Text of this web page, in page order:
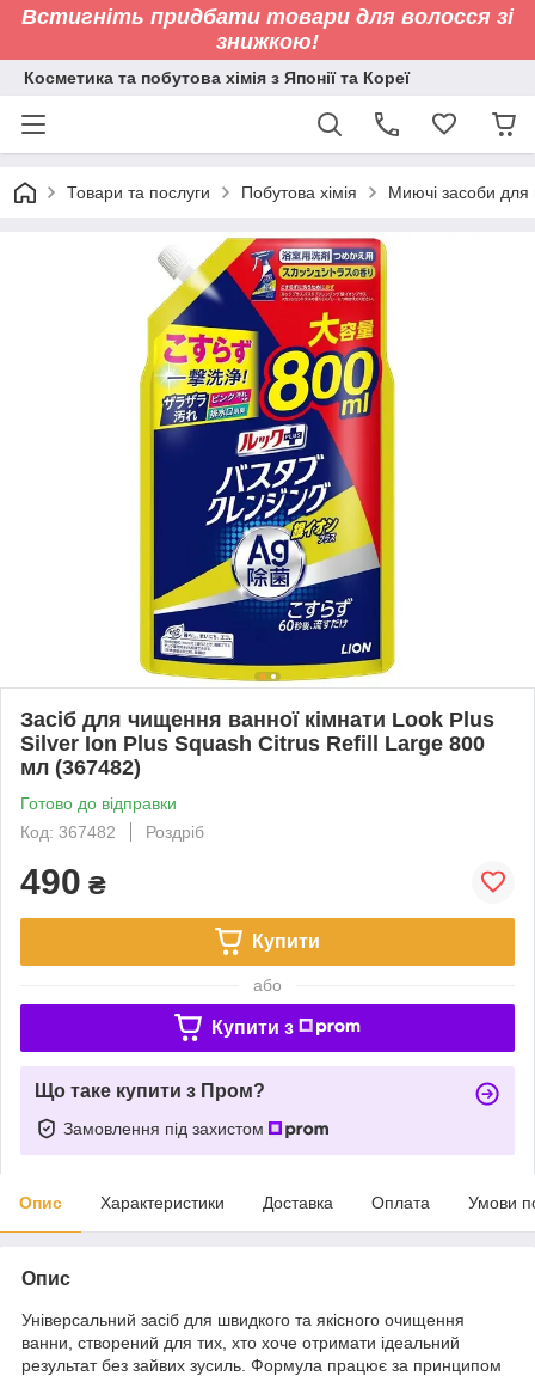
Встигніть придбати товари для волосся зі
знижкою!
Косметика та побутова хімія з Японії та Кореї
Товари та послуги Побутова хімія Миючі засоби для
Засіб для чищення ванної кімнати Look Plus
Silver Ion Plus Squash Citrus Refill Large 800
мл (367482)
Готово до відправки
Код: 367482
Роздріб
490 ₴
Купити
або
Купити з
Що таке купити з Пром?
Замовлення під захистом
Опис Характеристики Доставка Оплата Умови
Опис
Універсальний засіб для швидкого та якісного очищення
ванни, створений для тих, хто хоче отримати ідеальний
результат без зайвих зусиль. Формула працює за принципом